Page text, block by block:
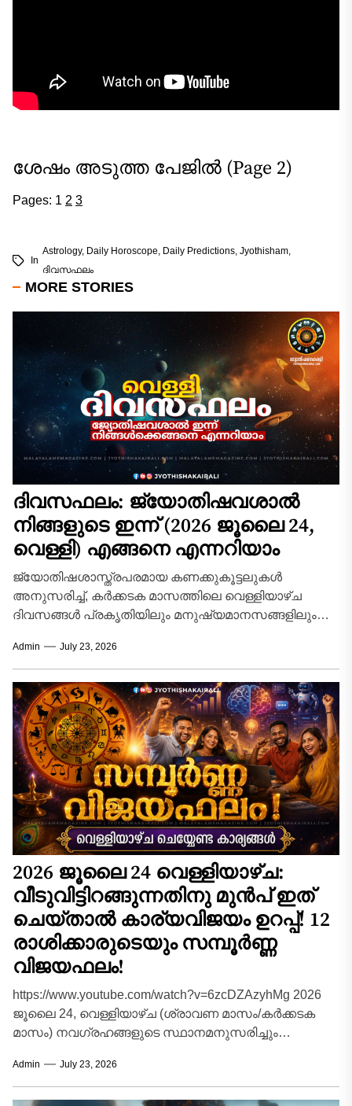
ശേഷം അടുത്ത പേജിൽ (Page 2)
Pages: 1 2 3
In
Astrology, Daily Horoscope, Daily Predictions, Jyothisham,
ദിവസഫലം
MORE STORIES
ദിവസഫലം: ജ്യോതിഷവശാൽ
നിങ്ങളുടെ ഇന്ന്‌ (2026 ജൂലൈ 24,
വെള്ളി) എങ്ങനെ എന്നറിയാം
ജ്യോതിഷശാസ്ത്രപരമായ കണക്കുകൂട്ടലുകൾ
അനുസരിച്ച്, കർക്കടക മാസത്തിലെ വെള്ളിയാഴ്ച
ദിവസങ്ങൾ പ്രകൃതിയിലും മനുഷ്യമാനസങ്ങളിലും
കാലയളവാണ്. ദക്ഷിണായനത്തിന്റെ
ആരംഭഘട്ടത്തിലൂടെ ഗ്രഹങ്ങൾ കടന്നുപോകുമ്പോൾ,
വ്യക്തിജീവിതത്തിലും തൊഴിൽമേഖലയിലും
ഉണ്ടാകുന്ന...
Admin July 23, 2026
2026 ജൂലൈ 24 വെള്ളിയാഴ്ച:
വീടുവിട്ടിറങ്ങുന്നതിനു മുൻപ് ഇത്
ചെയ്താൽ കാര്യവിജയം ഉറപ്പ്! 12
രാശിക്കാരുടെയും സമ്പൂർണ്ണ
വിജയഫലം!
https://www.youtube.com/watch?v=6zcDZAzyhMg 2026
ജൂലൈ 24, വെള്ളിയാഴ്ച (ശ്രാവണ മാസം/കർക്കടക
മാസം) നവഗ്രഹങ്ങളുടെ സ്ഥാനമനുസരിച്ചും
രാശിക്കാർക്കും (അതുമായി ബന്ധപ്പെട്ട 27
ജന്മനക്ഷത്രങ്ങൾ ഉൾപ്പെടെ)...
Admin July 23, 2026